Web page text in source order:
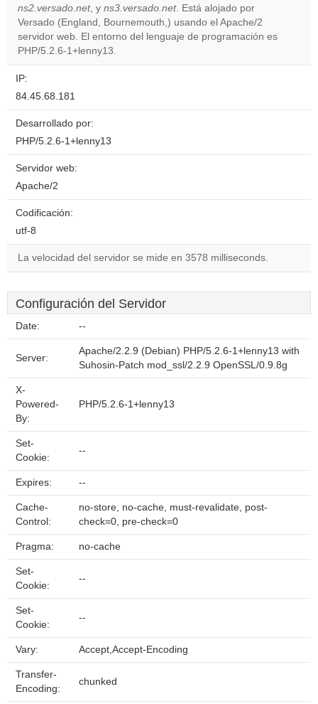
Do you
own this
website?
ns2.versado.net, y ns3.versado.net. Está alojado por
Versado (England, Bournemouth,) usando el Apache/2
servidor web. El entorno del lenguaje de programación es
PHP/5.2.6-1+lenny13.
IP:
84.45.68.181
Desarrollado por:
PHP/5.2.6-1+lenny13
Servidor web:
Apache/2
Codificación:
utf-8
La velocidad del servidor se mide en 3578 milliseconds.
Configuración del Servidor
Date: --
Server:
Apache/2.2.9 (Debian) PHP/5.2.6-1+lenny13 with
Suhosin-Patch mod_ssl/2.2.9 OpenSSL/0.9.8g
X-
Powered-
By:
PHP/5.2.6-1+lenny13
Set-
Cookie:
--
Expires: --
Cache-
Control:
no-store, no-cache, must-revalidate, post-
check=0, pre-check=0
Pragma: no-cache
Set-
Cookie:
--
Set-
Cookie:
--
Vary: Accept,Accept-Encoding
Transfer-
Encoding:
chunked